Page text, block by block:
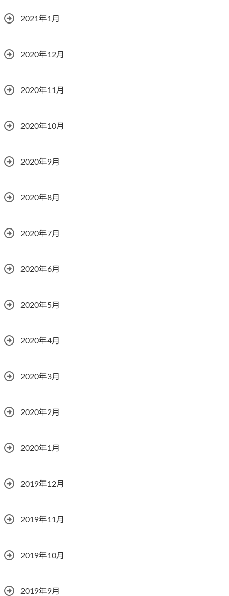
2021年1月
2020年12月
2020年11月
2020年10月
2020年9月
2020年8月
2020年7月
2020年6月
2020年5月
2020年4月
2020年3月
2020年2月
2020年1月
2019年12月
2019年11月
2019年10月
2019年9月